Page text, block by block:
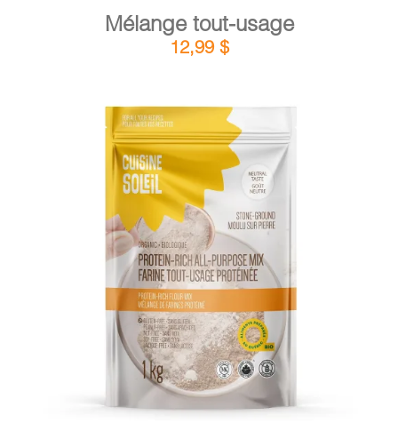
Mélange tout-usage
12,99 $
AJOUTER AU PANIER / DÉTAILS